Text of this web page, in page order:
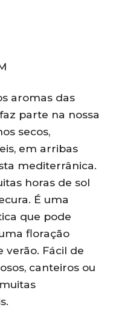
aromas das
parte na nossa
secos,
em arribas
mediterrânica.
horas de sol
É uma
que pode
floração
Fácil de
canteiros ou